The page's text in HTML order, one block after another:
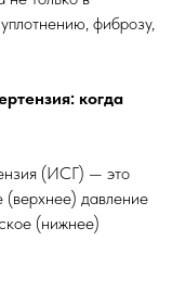
фиброзу,
когда
(ИСГ) — это
(верхнее) давление
(нижнее)